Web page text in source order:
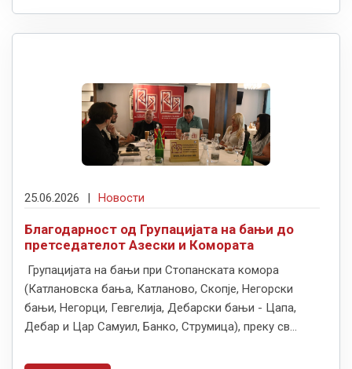
25.06.2026 | Новости
Благодарност од Групацијата на бањи до
претседателот Азески и Комората
Групацијата на бањи при Стопанската комора
(Катлановска бања, Катланово, Скопје, Негорски
бањи, Негорци, Гевгелија, Дебарски бањи - Цапа,
Дебар и Цар Самуил, Банко, Струмица), преку св...